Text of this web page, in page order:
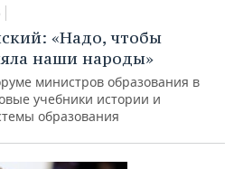
«Надо, чтобы
наши народы»
министров образования в
учебники истории и
образования